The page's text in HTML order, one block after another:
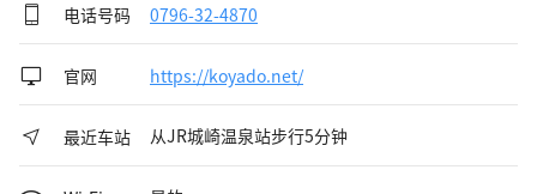
电话号码 0796-32-4870
官网 https://koyado.net/
最近车站 从JR城崎温泉站步行5分钟